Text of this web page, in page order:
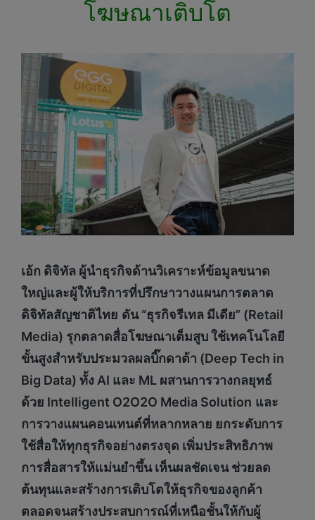
โฆษณาเติบโต
เอ้ก ดิจิทัล ผู้นำธุรกิจด้านวิเคราะห์ข้อมูลขนาด
ใหญ่และผู้ให้บริการที่ปรึกษาวางแผนการตลาด
ดิจิทัลสัญชาติไทย ดัน “ธุรกิจรีเทล มีเดีย” (Retail
Media) รุกตลาดสื่อโฆษณาเต็มสูบ ใช้เทคโนโลยี
ขั้นสูงสำหรับประมวลผลบิ๊กดาต้า (Deep Tech in
Big Data) ทั้ง AI และ ML ผสานการวางกลยุทธ์
ด้วย Intelligent O2O2O Media Solution และ
การวางแผนคอนเทนต์ที่หลากหลาย ยกระดับการ
ใช้สื่อให้ทุกธุรกิจอย่างตรงจุด เพิ่มประสิทธิภาพ
การสื่อสารให้แม่นยำขึ้น เห็นผลชัดเจน ช่วยลด
ต้นทุนและสร้างการเติบโตให้ธุรกิจของลูกค้า
ตลอดจนสร้างประสบการณ์ที่เหนือชั้นให้กับผู้